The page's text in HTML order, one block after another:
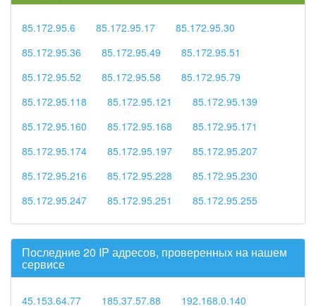
85.172.95.6 85.172.95.17
85.172.95.30
85.172.95.36
85.172.95.49
85.172.95.51
85.172.95.52
85.172.95.58
85.172.95.79
85.172.95.118
85.172.95.121
85.172.95.139
85.172.95.160
85.172.95.168
85.172.95.171
85.172.95.174
85.172.95.197
85.172.95.207
85.172.95.216
85.172.95.228
85.172.95.230
85.172.95.247
85.172.95.251 85.172.95.255
Последние 20 IP адресов, проверенных на нашем
сервисе
45.153.64.77 185.37.57.88 192.168.0.140